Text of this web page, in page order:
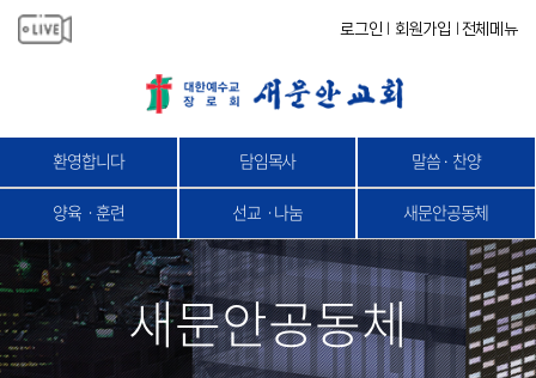
로그인 회원가입 전체메뉴
환영합니다 담임목사 말씀 · 찬양
양육ㆍ훈련 선교ㆍ나눔 새문안공동체
새문안공동체